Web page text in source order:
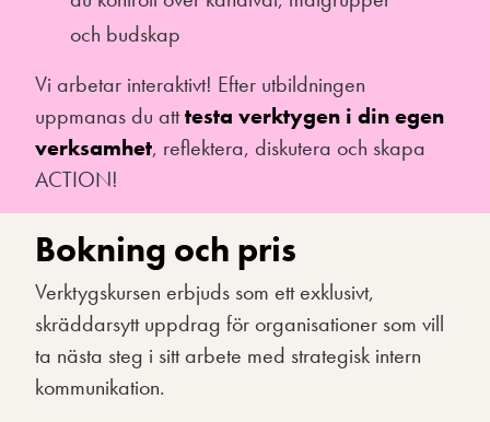
och budskap
Vi arbetar interaktivt! Efter utbildningen
uppmanas du atttesta verktygen i din egen
verksamhet, reflektera, diskutera och skapa
ACTION!
Bokning och pris
Verktygskursen erbjuds som ett exklusivt,
skräddarsytt uppdrag för organisationer som vill
ta nästa steg i sitt arbete med strategisk intern
kommunikation.